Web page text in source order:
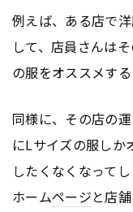
例えば、ある店で
して、店員さんは
の服をオススメす
同様に、その店の
にLサイズの服しか
したくなくなってし
ホームページと店